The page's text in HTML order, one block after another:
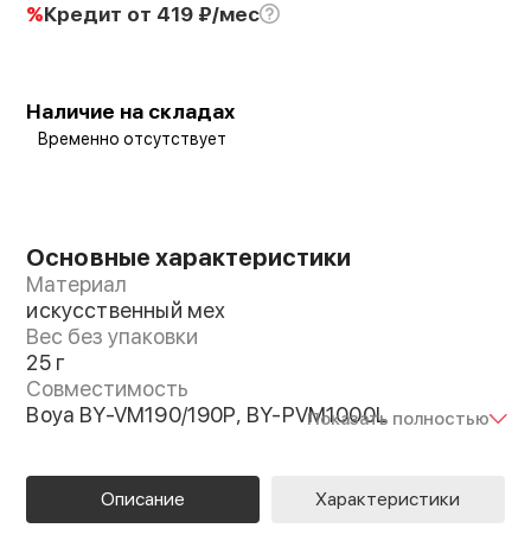
%Кредит от 419 ₽/мес
Наличие на складах
Временно отсутствует
Основные характеристики
Материал
искусственный мех
Вес без упаковки
25 г
Совместимость
Boya BY-VM190/190P, BY-PVM1000LПоказать полностью
Описание Характеристики